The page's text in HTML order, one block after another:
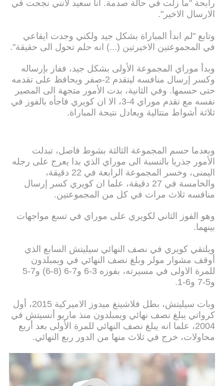
رابحة "ما زلت في حالة صدمة. انا سعيد لانني نجحت في
الارسال الاخير".
وتابع "لم ابدأ المباراة بشكل جيد ولكني وجدت ايقاعي
في المجموعتين الاخيرتين (...) انه حلم تحول الى حقيقة".
وبدأ موراي المجموعة الأولى بشكل جيد، ففاز بإرساله
وكسر إرسال منافسه ليتقدم 2-صفر ويحافظ على تقدمه
حتى حسمها. وفي الثانية، بدت الأمور متجهة الى المصير
نفسه مع تقدم موراي 4-3، الا ان كويري فاجأه بالفوز في
ثلاثة أشواط متتالية ويعادل نتيجة المباراة.
وبعدما حسم المجموعة الثالثة بشوط فاصل، تبدلت
الأمور جذريا بالنسبة الى موراي الذي بدا يعرج على رجله
اليمنى، وخسر المجموعة الرابعة في 22 دقيقة،
والخامسة في 27 دقيقة، علما ان كويري كسر إرسال
منافسه ثلاث مرات في كل من المجموعتين.
وهو الفوز الثاني لكويري على موراي في تسع مواجهات
بينهما.
ويلتقي كويري في نصف النهائي سيليتش السابع الذي
أوقف مشوار مولر وبلغ نصف النهائي في ويمبلدون
للمرة الاولى في مسيرته، بفوزه 3-6 و7-6 (8-6) و7-5
و5-7 و6-1.
وبات سيليتش، بطل فلاشينغ ميدوز الاميركية 2015، أول
كرواتي يبلغ نصف نهائي ويمبلدون منذ ماريو أنسيتش في
2004، علما انه يبلغ نصف النهائي للمرة الأولى بعد أربع
محاولات، خرج في ثلاث منها من الدور ربع النهائي.